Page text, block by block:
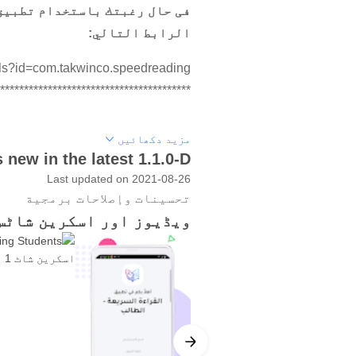
فی حال رغبتك باستخدام
الرابط التالي:
*******************************
القراءة مع المحافظة على
يضم التطبيق عدداً من
حول هذه التقنية.
من التدريبات والتمارين.
كما يوفر التطبيق مجموعة من
ما هي القراءة السريعة؟
مزید دکھائیں
new in the latest 1.1.0-D
Last updated on 2021-08-26
تحسينات وإصلاحات برمجية
ویڈیوز اور اسکرین